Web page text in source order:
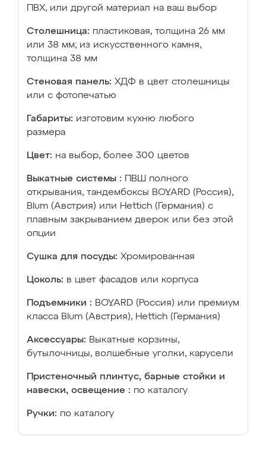
ПВХ, или другой материал на ваш выбор
Столешница: пластиковая, толщина 26 мм
или 38 мм; из искусственного камня,
толщина 38 мм
Стеновая панель: ХДФ в цвет столешницы
или с фотопечатью
Габариты: изготовим кухню любого
размера
Цвет: на выбор, более 300 цветов
Выкатные системы :
ПВШ полного
открывания, тандембоксы BOYARD (Россия),
Blum (Австрия) или Hettich (Германия) с
плавным закрыванием дверок или без этой
опции
Сушка для посуды: Хромированная
Цоколь: в цвет фасадов или корпуса
Подъемники : BOYARD (Россия) или премиум
класса Blum (Австрия), Hettich (Германия)
Аксессуары: Выкатные корзины,
бутылочницы, волшебные уголки, карусели
Пристеночный плинтус, барные стойки и
навески, освещение : по каталогу
Ручки: по каталогу